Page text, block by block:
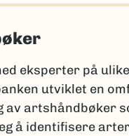
eksperter på
utviklet en
av artshåndbøker
å identifisere